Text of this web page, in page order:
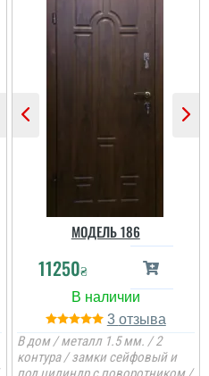
МОДЕЛЬ 186
11250₴
3
В дом / металл 1.5 мм. / 2
контура / замки сейфовый и